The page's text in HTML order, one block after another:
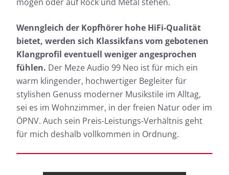
Wenngleich der Kopfhörer hohe HiFi-Qualität
bietet, werden sich Klassikfans vom gebotenen
Klangprofil eventuell weniger angesprochen
fühlen. Der Meze Audio 99 Neo ist für mich ein
warm klingender, hochwertiger Begleiter für
stylishen Genuss moderner Musikstile im Alltag,
sei es im Wohnzimmer, in der freien Natur oder im
ÖPNV. Auch sein Preis-Leistungs-Verhältnis geht
für mich deshalb vollkommen in Ordnung.
der
Anhand des Frequenzgangs lassen sich die
klanglichen Eigenschaften eines Kopfhörers gut
beschreiben. Die kopfhoerer.de-Messkurve bildet
den hörbaren Bereich als Frequenzgang in Form
einer Kurve ab. Für den schnellen Blick bieten wir
mit der einfachen Ansicht zusätzlich noch die
Möglichkeit, die klanglichen Eigenschaften des
Testkandidaten auf einem Blick zu beurteilen.
mit
Nähere Informationen zu den kopfhoerer.de-